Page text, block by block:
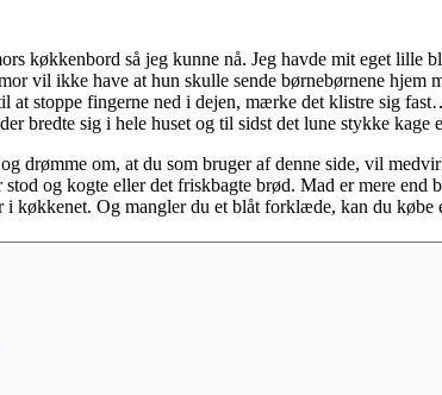
køkkenbord så jeg kunne nå. Jeg havde mit eget
vil ikke have at hun skulle sende børnebørnene
stoppe fingerne ned i dejen, mærke det klistre sig
bredte sig i hele huset og til sidst det lune stykke kage
drømme om, at du som bruger af denne side, vil
og kogte eller det friskbagte brød. Mad er mere
i køkkenet. Og mangler du et blåt forklæde, kan du købe